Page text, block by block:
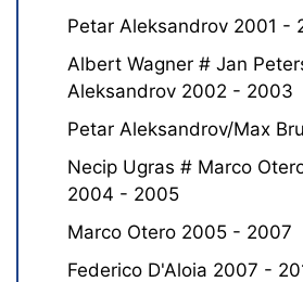
Petar Aleksandrov 2001 -
Albert Wagner # Jan
Aleksandrov 2002 - 2003
Petar Aleksandrov/Max
Necip Ugras # Marco
2004 - 2005
Marco Otero 2005 - 2007
Federico D'Aloia 2007 -